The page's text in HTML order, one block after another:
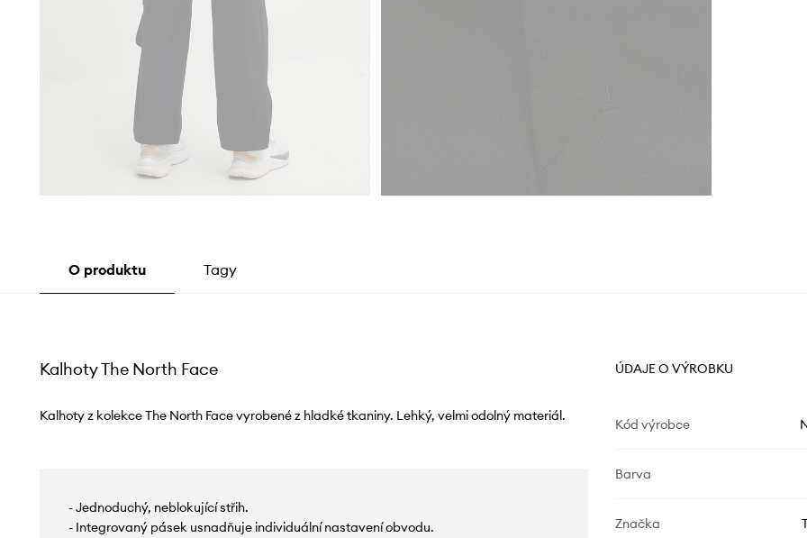
O produktu Tagy
Kalhoty The North Face
Kalhoty z kolekce The North Face vyrobené z hladké tkaniny. Lehký, velmi odolný materiál.
- Jednoduchý, neblokující střih.
- Integrovaný pásek usnadňuje individuální nastavení obvodu.
ÚDAJE O VÝROBKU
Kód výrobce
Barva
Značka